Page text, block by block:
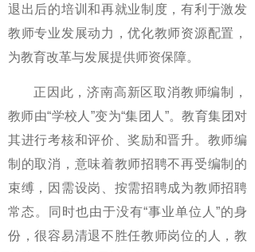
退出后的培训和再就业制度，有利于激发
教师专业发展动力，优化教师资源配置，
为教育改革与发展提供师资保障。
正因此，济南高新区取消教师编制，
教师由“学校人”变为“集团人”。教育集团对
其进行考核和评价、奖励和晋升。教师编
制的取消，意味着教师招聘不再受编制的
束缚，因需设岗、按需招聘成为教师招聘
常态。同时也由于没有“事业单位人”的身
份，很容易清退不胜任教师岗位的人，教